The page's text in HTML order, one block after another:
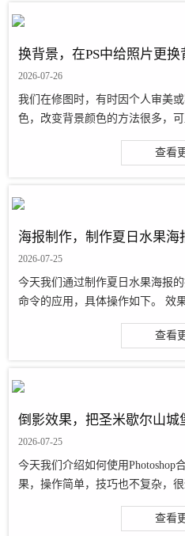
换背景，在PS中给照片更换
2026-07-26
我们在修图时，有时因个人审美
色，改变背景颜色的方法很多，
景颜色再用曲线进行加色转色的
背景颜色的方法非常简单，一是利
查看
海报制作，制作夏日水果海
2026-07-25
今天我们通过制作夏日水果海报
命令的应用，具体操作如下。 效
1：打开PS软件后，按下“Ctrl+O”
查看
倒影效果，把圣米歇尔山城
2026-07-25
今天我们介绍如何使用Photoshop
果，操作简单，技巧也不复杂，
色弥漫的城堡 效果图： 素材： 搜
查看